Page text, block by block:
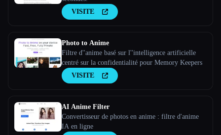
VISITE
Photo to Anime
Filtre d''anime basé sur l''intelligence artificielle
centré sur la confidentialité pour Memory Keepers
VISITE
AI Anime Filter
Convertisseur de photos en anime : filtre d'anime
IA en ligne